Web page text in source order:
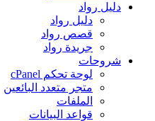
دليل رواد
دليل رواد
قصص رواد
جريدة رواد
شروحات
لوحة تحكم cPanel
متجر متعدد البائعين
الملفات
قواعد البيانات